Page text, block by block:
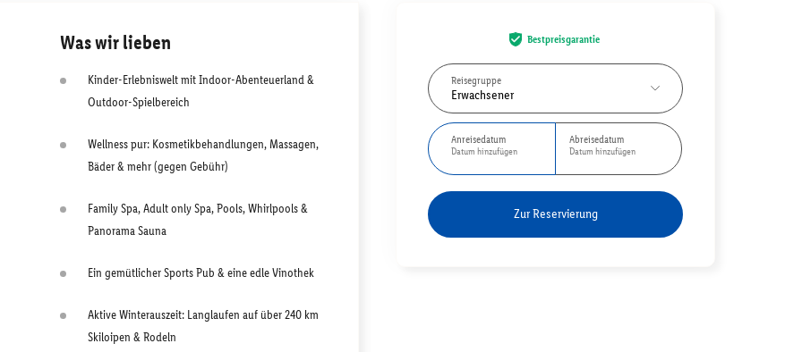
Bestpreisgarantie
Reisegruppe
Erwachsener
Anreisedatum
Datum hinzufügen
Abreisedatum
Datum hinzufügen
Zur Reservierung
Was wir lieben
Kinder-Erlebniswelt mit Indoor-Abenteuerland &
Outdoor-Spielbereich
Wellness pur: Kosmetikbehandlungen, Massagen,
Bäder & mehr (gegen Gebühr)
Family Spa, Adult only Spa, Pools, Whirlpools &
Panorama Sauna
Ein gemütlicher Sports Pub & eine edle Vinothek
Aktive Winterauszeit: Langlaufen auf über 240 km
Skiloipen & Rodeln